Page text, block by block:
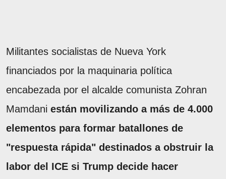
Militantes socialistas de Nueva York
financiados por la maquinaria política
encabezada por el alcalde comunista Zohran
Mamdani están movilizando a más de 4.000
elementos para formar batallones de
"respuesta rápida" destinados a obstruir la
labor del ICE si Trump decide hacer